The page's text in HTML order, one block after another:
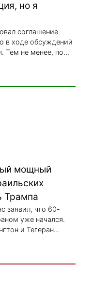
но я
соглашение
в ходе обсуждений
Тем не менее, по...
мощный
Трампа
заявил, что 60-
уже начался.
и Тегеран...